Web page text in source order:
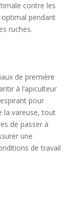
contre les
optimal pendant
ruches.
de première
à l’apiculteur
pour
la vareuse, tout
de passer à
une
de travail